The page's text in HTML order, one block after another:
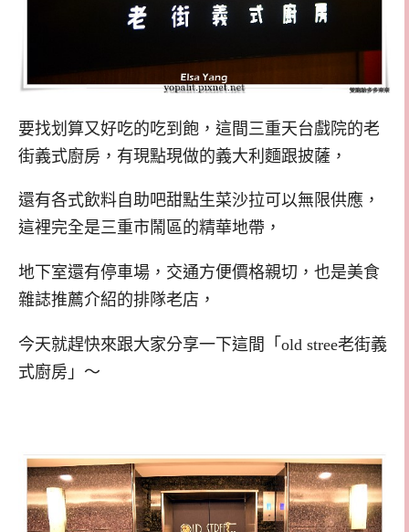
要找划算又好吃的吃到飽，這間三重天台戲院的老
街義式廚房，有現點現做的義大利麵跟披薩，
還有各式飲料自助吧甜點生菜沙拉可以無限供應，
這裡完全是三重市鬧區的精華地帶，
地下室還有停車場，交通方便價格親切，也是美食
雜誌推薦介紹的排隊老店，
今天就趕快來跟大家分享一下這間「old stree老街義
式廚房」～